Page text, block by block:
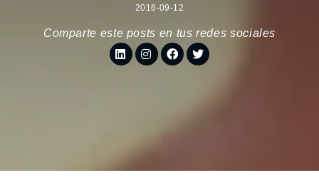
2016-09-12
Comparte este posts en tus redes sociales